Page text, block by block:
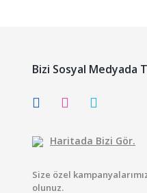
Bizi Sosyal Medyada
Haritada Bizi Gör.
Size özel
olunuz.